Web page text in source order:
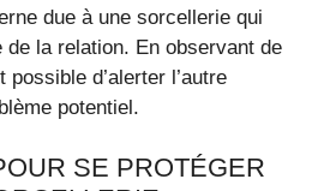
due à une sorcellerie qui
de la relation. En observant de
d’alerter l’autre
potentiel.
SE PROTÉGER